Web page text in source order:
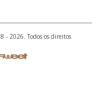
2026. Todos os direitos